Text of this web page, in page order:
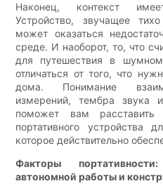
Наконец, контекст
Устройство, звучащее
может оказаться
среде. И наоборот, то, что
для путешествия в
отличаться от того, что
дома. Понимание
измерений, тембра звука и
поможет вам
портативного устройства
которое действительно
Факторы
автономной работы и